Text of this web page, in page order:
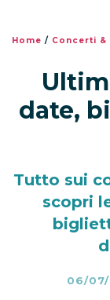
Home / Concerti &
date,
Tutto sui
scopri
06/